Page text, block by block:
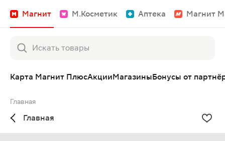
Магнит М.Косметик Аптека Магнит
Карта Магнит ПлюсАкцииМагазиныБонусы от
Главная
Главная